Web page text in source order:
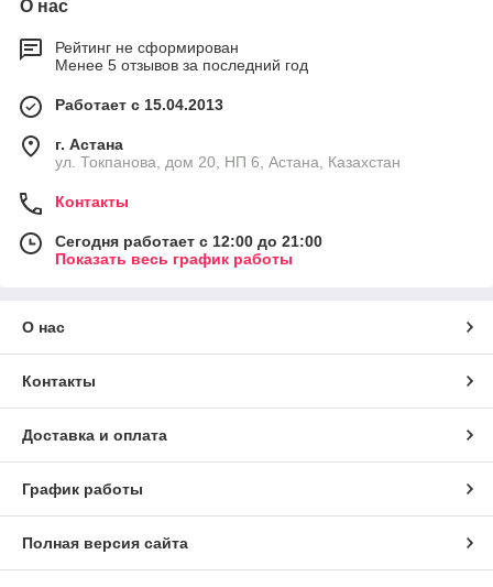
О нас
Рейтинг не сформирован
Менее 5 отзывов за последний год
Работает с 15.04.2013
г. Астана
ул. Токпанова, дом 20, НП 6, Астана, Казахстан
Контакты
Сегодня работает с 12:00 до 21:00
Показать весь график работы
О нас
Контакты
Доставка и оплата
График работы
Полная версия сайта